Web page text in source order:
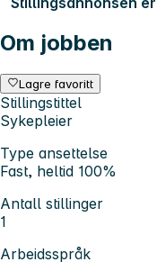
Om jobben
Lagre favoritt
Stillingstittel
Sykepleier
Type ansettelse
Fast, heltid 100%
Antall stillinger
1
Arbeidsspråk